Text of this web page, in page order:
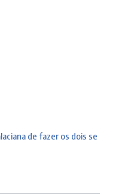
de fazer os dois se